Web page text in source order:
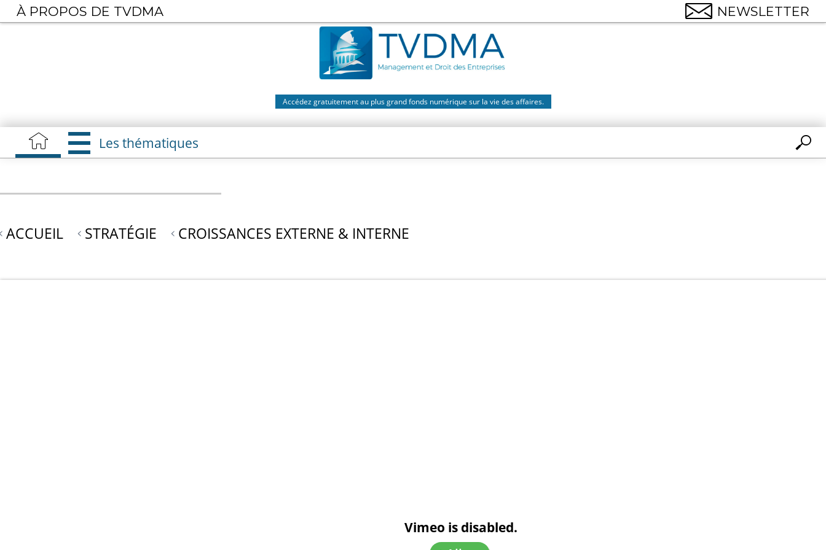
Aller
au
Accédez gratuitement au plus grand fonds numérique sur la vie des affaires.
Les thématiques
ACCUEIL STRATÉGIE CROISSANCES EXTERNE & INTERNE
Vimeo is disabled.
À PROPOS DE TVDMA NEWSLETTER